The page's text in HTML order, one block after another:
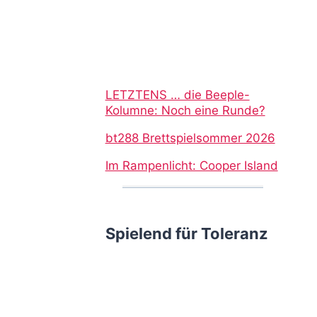
LETZTENS … die Beeple-
Kolumne: Noch eine Runde?
bt288 Brettspielsommer 2026
Im Rampenlicht: Cooper Island
Spielend für Toleranz